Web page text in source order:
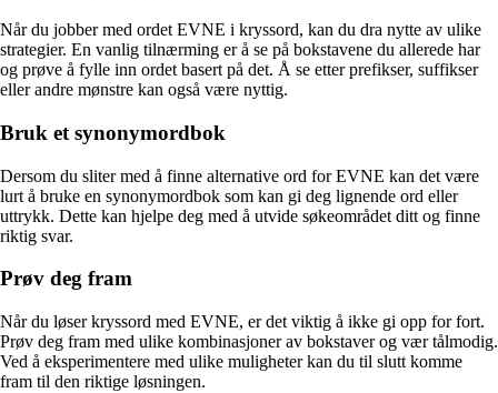
Når du jobber med ordet EVNE i kryssord, kan du dra nytte av ulike
strategier. En vanlig tilnærming er å se på bokstavene du allerede har
og prøve å fylle inn ordet basert på det. Å se etter prefikser, suffikser
eller andre mønstre kan også være nyttig.
Bruk et synonymordbok
Dersom du sliter med å finne alternative ord for EVNE kan det være
lurt å bruke en synonymordbok som kan gi deg lignende ord eller
uttrykk. Dette kan hjelpe deg med å utvide søkeområdet ditt og finne
riktig svar.
Prøv deg fram
Når du løser kryssord med EVNE, er det viktig å ikke gi opp for fort.
Prøv deg fram med ulike kombinasjoner av bokstaver og vær tålmodig.
Ved å eksperimentere med ulike muligheter kan du til slutt komme
fram til den riktige løsningen.